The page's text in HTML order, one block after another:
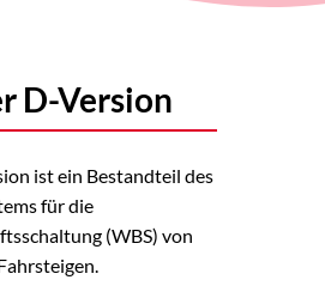
D-Version
ist ein Bestandteil des
für die
(WBS) von